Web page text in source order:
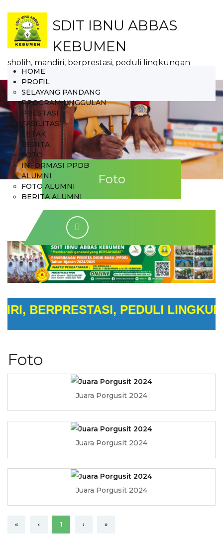
SDIT IBNU ABBAS
KEBUMEN
sholih, mandiri, berprestasi, peduli lingkungan
HOME
PROFIL
SELAYANG PANDANG
PROGRAM UNGGULAN
PRESTASI
FASILITAS
LETAK
BERITA
FOTO
INFORMASI PPDB
ALUMNI
FOTO ALUMNI
BERITA ALUMNI
Foto
BERPRESTASI, PEDULI
Foto
Juara Porgusit 2024
Juara Porgusit 2024
Juara Porgusit 2024
« ‹ 1 › »